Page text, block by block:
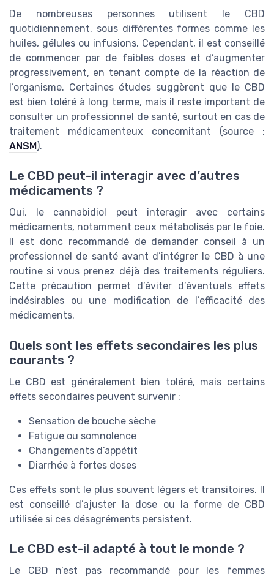
De nombreuses personnes utilisent le CBD
quotidiennement, sous différentes formes comme les
huiles, gélules ou infusions. Cependant, il est conseillé
de commencer par de faibles doses et d’augmenter
progressivement, en tenant compte de la réaction de
l’organisme. Certaines études suggèrent que le CBD
est bien toléré à long terme, mais il reste important de
consulter un professionnel de santé, surtout en cas de
traitement médicamenteux concomitant (source :
ANSM).
Le CBD peut-il interagir avec d’autres
médicaments ?
Oui, le cannabidiol peut interagir avec certains
médicaments, notamment ceux métabolisés par le foie.
Il est donc recommandé de demander conseil à un
professionnel de santé avant d’intégrer le CBD à une
routine si vous prenez déjà des traitements réguliers.
Cette précaution permet d’éviter d’éventuels effets
indésirables ou une modification de l’efficacité des
médicaments.
Quels sont les effets secondaires les plus
courants ?
Le CBD est généralement bien toléré, mais certains
effets secondaires peuvent survenir :
Sensation de bouche sèche
Fatigue ou somnolence
Changements d’appétit
Diarrhée à fortes doses
Ces effets sont le plus souvent légers et transitoires. Il
est conseillé d’ajuster la dose ou la forme de CBD
utilisée si ces désagréments persistent.
Le CBD est-il adapté à tout le monde ?
Le CBD n’est pas recommandé pour les femmes